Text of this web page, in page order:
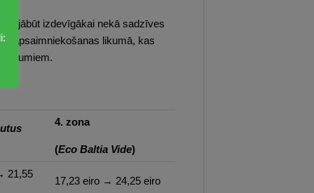
ir jābūt izdevīgākai nekā sadzīves
apsaimniekošanas likumā, kas
4. zona
(Eco Baltia Vide)
21,55
17,23 eiro → 24,25 eiro